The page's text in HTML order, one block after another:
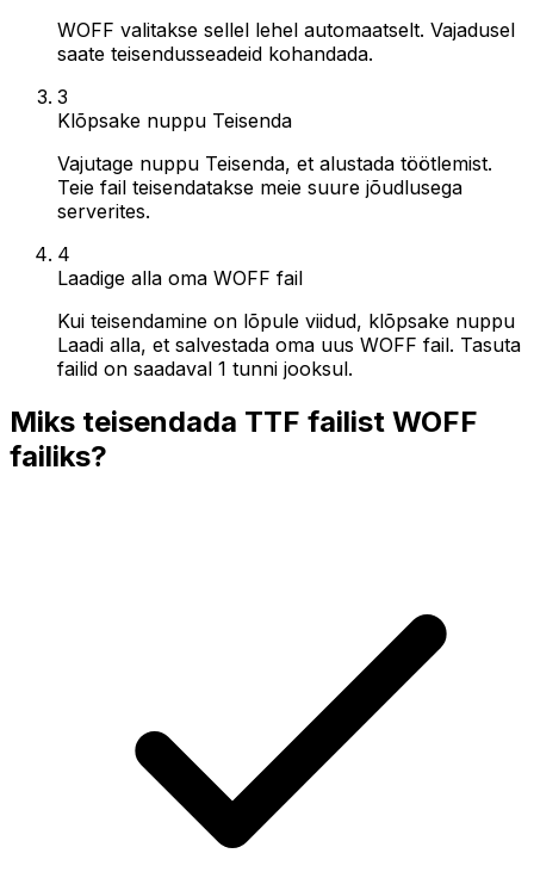
WOFF valitakse sellel lehel automaatselt. Vajadusel
saate teisendusseadeid kohandada.
3
Klõpsake nuppu Teisenda
Vajutage nuppu Teisenda, et alustada töötlemist.
Teie fail teisendatakse meie suure jõudlusega
serverites.
4
Laadige alla oma WOFF fail
Kui teisendamine on lõpule viidud, klõpsake nuppu
Laadi alla, et salvestada oma uus WOFF fail. Tasuta
failid on saadaval 1 tunni jooksul.
Miks teisendada TTF failist WOFF
failiks?